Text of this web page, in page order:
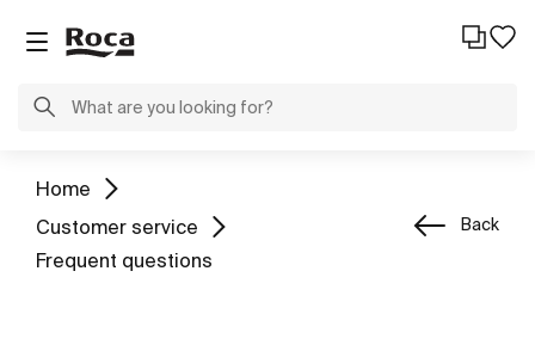
Home
Customer service
Frequent questions
Back